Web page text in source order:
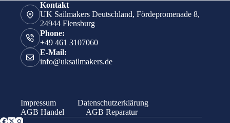
Kontakt
UK Sailmakers Deutschland, Fördepromenade 8,
24944 Flensburg
Phone:
+49 461 3107060
E-Mail:
info@uksailmakers.de
Impressum
Datenschutzerklärung
AGB Handel
AGB Reparatur